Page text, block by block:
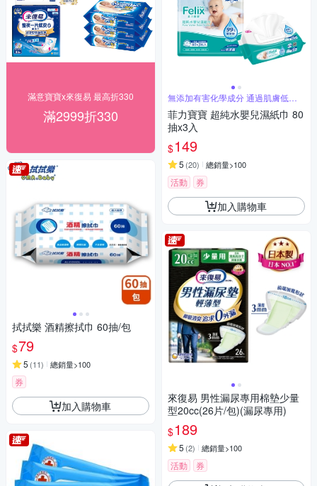
滿意寶寶x來復易 最高折330
滿2999折330
拭拭樂 酒精擦拭巾 60抽/包
$79
5 (11) 總銷量>100
券
加入購物車
無添加有害化學成分 通過肌膚低刺
激性測試
菲力寶寶 超純水嬰兒濕紙巾 80
抽x3入
$149
5 (20) 總銷量>100
活動 券
加入購物車
來復易 男性漏尿專用棉墊少量
型20cc(26片/包)(漏尿專用)
$189
5 (2) 總銷量>100
活動 券